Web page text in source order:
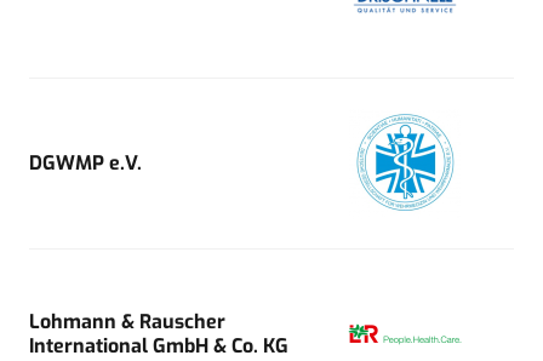
DGWMP e.V.
Lohmann & Rauscher
International GmbH & Co. KG